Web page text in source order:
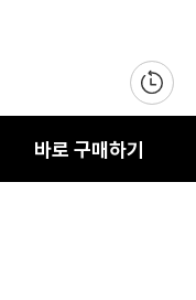
바로 구매하기